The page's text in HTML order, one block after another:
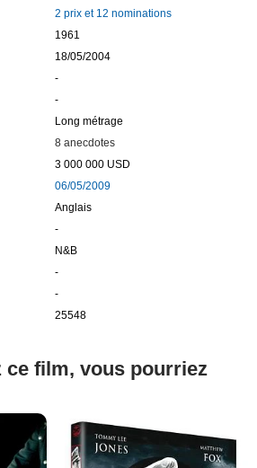
2 prix et 12 nominations
1961
18/05/2004
-
-
Long métrage
8 anecdotes
3 000 000 USD
06/05/2009
Anglais
-
N&B
-
-
25548
ce film, vous pourriez